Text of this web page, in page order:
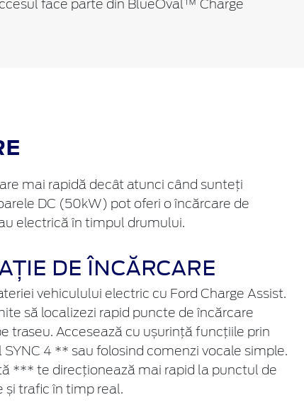
face parte din BlueOval™ Charge
mai rapidă decât atunci când sunteți
DC (50kW) pot oferi o încărcare de
electrică în timpul drumului.
DE ÎNCĂRCARE
vehiculului electric cu Ford Charge Assist.
să localizezi rapid puncte de încărcare
traseu. Accesează cu ușurință funcțiile prin
4 ** sau folosind comenzi vocale simple.
*** te direcționează mai rapid la punctul de
și trafic în timp real.